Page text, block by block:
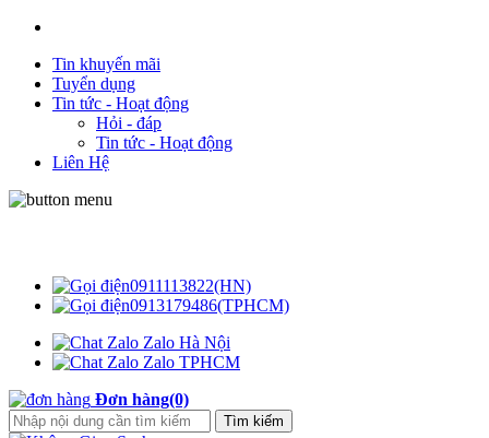
Tin khuyến mãi
Tuyển dụng
Tin tức - Hoạt động
Hỏi - đáp
Tin tức - Hoạt động
Liên Hệ
0911113822(HN)
0913179486(TPHCM)
Zalo Hà Nội
Zalo TPHCM
Đơn hàng(0)